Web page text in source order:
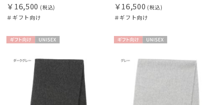
￥16,500 (税込)
＃ギフト向け
￥16,500 (税込)
＃ギフト向け
向け
X
向け
X